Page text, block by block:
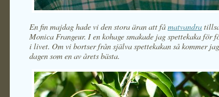
En fin majdag hade vi den stora äran att fåmatvandra
Monica Frangeur. I en kohage smakade jag spettekaka för
i livet. Om vi bortser från själva spettekakan så kommer
dagen som en av årets bästa.